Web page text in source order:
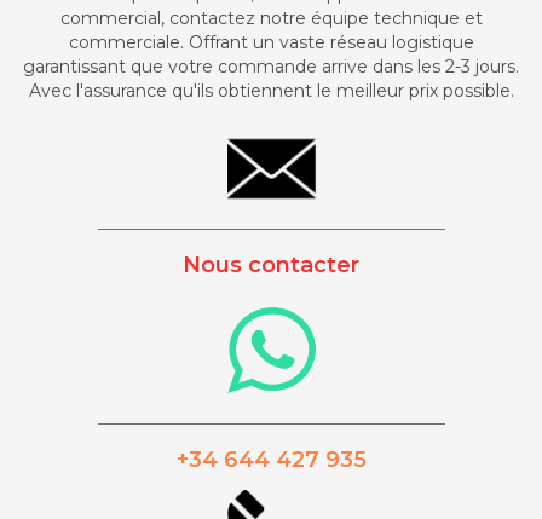
commercial, contactez notre équipe technique et
commerciale. Offrant un vaste réseau logistique
garantissant que votre commande arrive dans les 2-3 jours.
Avec l'assurance qu'ils obtiennent le meilleur prix possible.
Nous contacter
+34 644 427 935